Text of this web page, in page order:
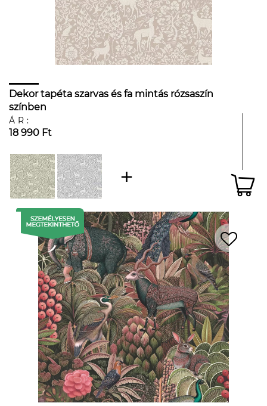
Dekor tapéta szarvas és fa mintás rózsaszín
színben
ÁR:
18 990 Ft